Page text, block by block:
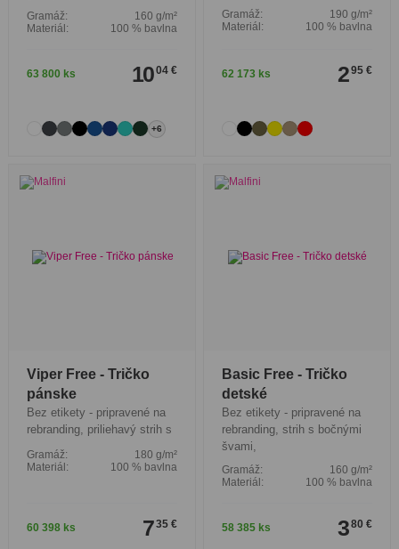
Gramáž:
160 g/m²
Materiál:
100 % bavlna
63 800 ks 10 04 €
+6
Gramáž:
190 g/m²
Materiál:
100 % bavlna
62 173 ks 2 95 €
Viper Free - Tričko
pánske
Bez etikety - pripravené na
rebranding, priliehavý strih s
Gramáž:
180 g/m²
Materiál:
100 % bavlna
60 398 ks 7 35 €
Basic Free - Tričko
detské
Bez etikety - pripravené na
rebranding, strih s bočnými
švami,
Gramáž:
160 g/m²
Materiál:
100 % bavlna
58 385 ks 3 80 €